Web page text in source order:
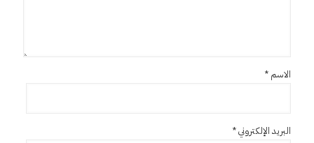
الاسم *
البريد الإلكتروني*